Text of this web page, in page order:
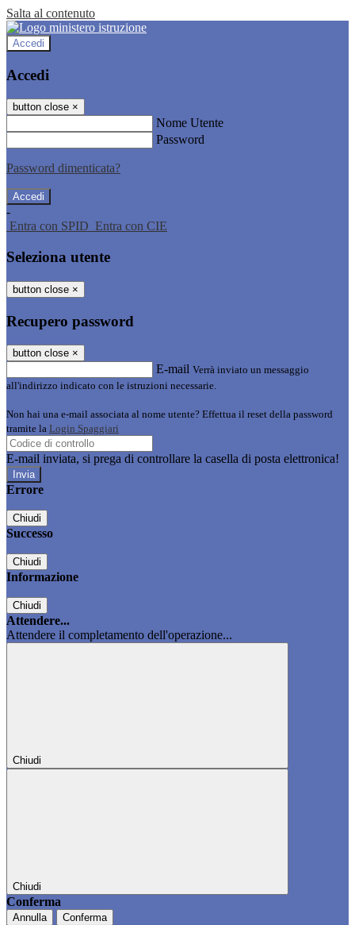
Salta al contenuto
Accedi
Accedi
button close ×
Nome Utente
Password
Password dimenticata?
-
Entra con SPID Entra con CIE
Seleziona utente
button close ×
Recupero password
button close ×
E-mail Verrà inviato un messaggio
all'indirizzo indicato con le istruzioni necessarie.
Non hai una e-mail associata al nome utente? Effettua il reset della password
tramite la Login Spaggiari
E-mail inviata, si prega di controllare la casella di posta elettronica!
Errore
Chiudi
Successo
Chiudi
Informazione
Chiudi
Attendere...
Attendere il completamento dell'operazione...
Chiudi
Chiudi
Conferma
Annulla Conferma